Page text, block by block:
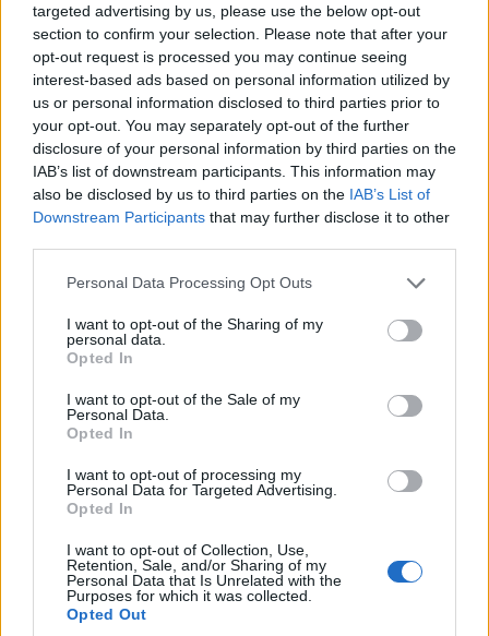
targeted advertising by us, please use the below opt-out
section to confirm your selection. Please note that after your
opt-out request is processed you may continue seeing
interest-based ads based on personal information utilized by
us or personal information disclosed to third parties prior to
your opt-out. You may separately opt-out of the further
disclosure of your personal information by third parties on the
IAB’s list of downstream participants. This information may
also be disclosed by us to third parties on the IAB’s List of
Downstream Participants that may further disclose it to other
Please note that this website/app uses one or more Google
not limited to your visit or usage behaviour. You may click to
grant or deny consent to Google and its third-party tags to
use your data for below specified purposes in below Google
consent section.
Personal Data Processing Opt Outs
I want to opt-out of the Sharing of my
personal data.
Opted In
I want to opt-out of the Sale of my
Personal Data.
Opted In
I want to opt-out of processing my
Personal Data for Targeted Advertising.
Opted In
I want to opt-out of Collection, Use,
Retention, Sale, and/or Sharing of my
Personal Data that Is Unrelated with the
Purposes for which it was collected.
Opted Out
Ρωσία: Οι Έλληνες του Γκελεντζίκ τίμησαν τα 190
χρόνια της Καμπαρντίνκα
4/08/2026 - 12:57μμ
Αυστραλία: Η Αρχιεπισκοπή καλεί τους ομογενείς
3/08/2026 - 3:04μμ